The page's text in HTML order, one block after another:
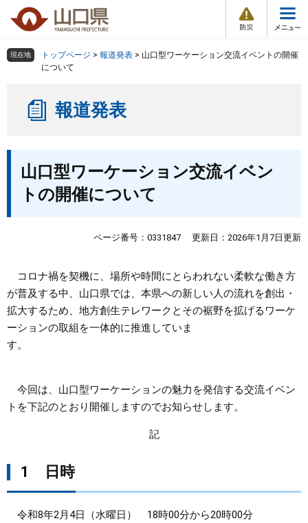
の
ー
情
報
メ
ュ
組織で探す
くらし・環境
しごと・産業・観光
まちづくり
検索の仕方 組織で探す
現在地 トップページ > 報道発表 > 山口型ワーケーション交流イベントの開催
について
報道発表
山口型ワーケーション交流イベン
トの開催について
ページ番号：0331847 更新日：2026年1月7日更新
コロナ禍を契機に、場所や時間にとらわれない柔軟な働き方
が普及する中、山口県では、本県への新しい人の流れを創出・
拡大するため、地方創生テレワークとその裾野を拡げるワーケ
ーションの取組を一体的に推進していま
す。
今回は、山口型ワーケーションの魅力を発信する交流イベン
トを下記のとおり開催しますのでお知らせします。
記
1 日時
令和8年2月4日（水曜日） 18時00分から20時00分